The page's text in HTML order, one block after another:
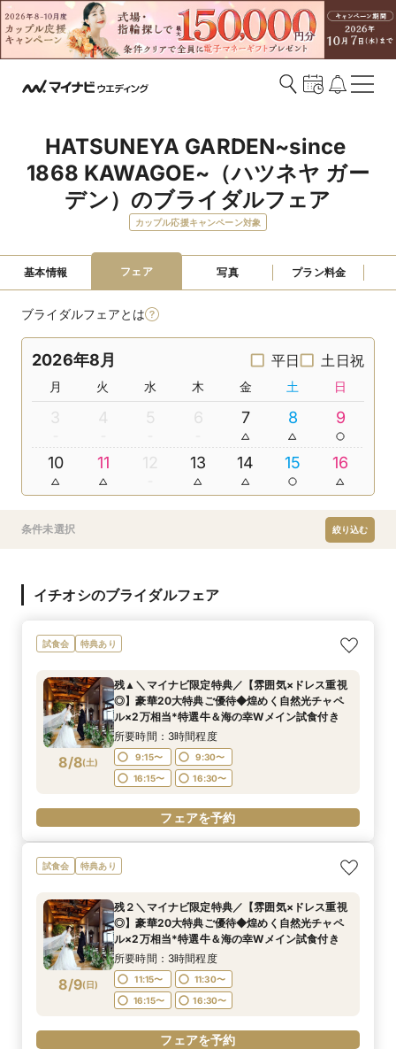
HATSUNEYA GARDEN~since
1868 KAWAGOE~（ハツネヤ ガー
デン）のブライダルフェア
カップル応援キャンペーン対象
基本情報 フェア 写真 プラン料金
ブライダルフェアとは
2026年8月 平日 土日祝
月 火 水 木 金 土 日
3 4 5 6 7 8 9
10 11 12 13 14 15 16
条件未選択 絞り込む
イチオシのブライダルフェア
試食会 特典あり
8/8(土)
残▲＼マイナビ限定特典／【雰囲気×ドレス重視
◎】豪華20大特典ご優待◆煌めく自然光チャペ
ル×2万相当*特選牛＆海の幸Wメイン試食付き
所要時間：3時間程度
9:15〜
9:30〜
16:15〜
16:30〜
フェアを予約
試食会 特典あり
8/9(日)
残２＼マイナビ限定特典／【雰囲気×ドレス重視
◎】豪華20大特典ご優待◆煌めく自然光チャペ
ル×2万相当*特選牛＆海の幸Wメイン試食付き
所要時間：3時間程度
11:15〜
11:30〜
16:15〜
16:30〜
フェアを予約